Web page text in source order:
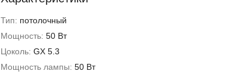
Тип: потолочный
Мощность: 50 Вт
Цоколь: GX 5.3
Мощность лампы: 50 Вт